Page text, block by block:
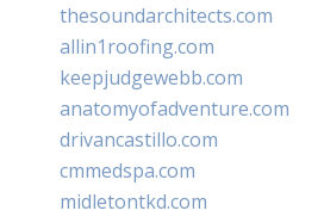
thesoundarchitects.com
allin1roofing.com
keepjudgewebb.com
anatomyofadventure.com
drivancastillo.com
cmmedspa.com
midletontkd.com